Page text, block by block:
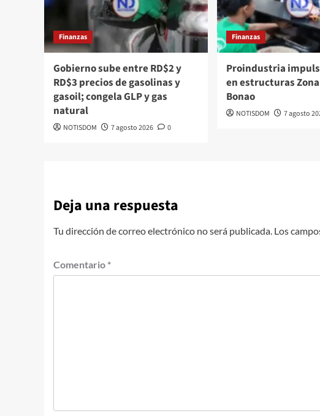
Finanzas
Gobierno sube entre RD$2 y
RD$3 precios de gasolinas y
gasoil; congela GLP y gas
natural
NOTISDOM 7 agosto 2026 0
Finanzas
Proindustria
en estructuras
Bonao
NOTISDOM 7 agosto
Deja una respuesta
Tu dirección de correo electrónico no será publicada. Los
Comentario *